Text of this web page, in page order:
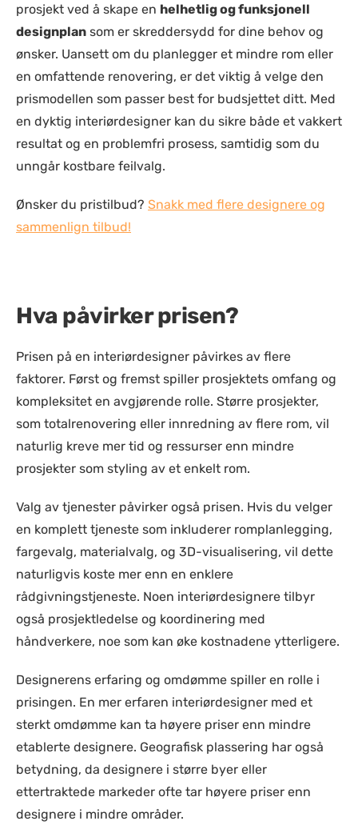
prosjekt ved å skape en helhetlig og funksjonell
designplan som er skreddersydd for dine behov og
ønsker. Uansett om du planlegger et mindre rom eller
en omfattende renovering, er det viktig å velge den
prismodellen som passer best for budsjettet ditt. Med
en dyktig interiørdesigner kan du sikre både et vakkert
resultat og en problemfri prosess, samtidig som du
unngår kostbare feilvalg.
Ønsker du pristilbud? Snakk med flere designere og
sammenlign tilbud!
Hva påvirker prisen?
Prisen på en interiørdesigner påvirkes av flere
faktorer. Først og fremst spiller prosjektets omfang og
kompleksitet en avgjørende rolle. Større prosjekter,
som totalrenovering eller innredning av flere rom, vil
naturlig kreve mer tid og ressurser enn mindre
prosjekter som styling av et enkelt rom.
Valg av tjenester påvirker også prisen. Hvis du velger
en komplett tjeneste som inkluderer romplanlegging,
fargevalg, materialvalg, og 3D-visualisering, vil dette
naturligvis koste mer enn en enklere
rådgivningstjeneste. Noen interiørdesignere tilbyr
også prosjektledelse og koordinering med
håndverkere, noe som kan øke kostnadene ytterligere.
Designerens erfaring og omdømme spiller en rolle i
prisingen. En mer erfaren interiørdesigner med et
sterkt omdømme kan ta høyere priser enn mindre
etablerte designere. Geografisk plassering har også
betydning, da designere i større byer eller
ettertraktede markeder ofte tar høyere priser enn
designere i mindre områder.